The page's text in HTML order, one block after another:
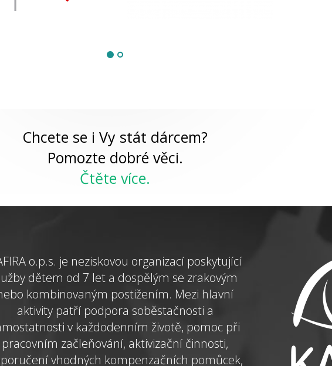
Chcete se i Vy stát dárcem?
Pomozte dobré věci.
Čtěte více.
o.p.s. je neziskovou organizací poskytující
dětem od 7 let a dospělým se zrakovým
kombinovaným postižením. Mezi hlavní
aktivity patří podpora soběstačnosti a
v každodenním životě, pomoc při
pracovním začleňování, aktivizační činnosti,
vhodných kompenzačních pomůcek,